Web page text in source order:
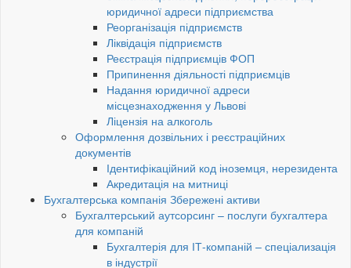
юридичної адреси підприємства
Реорганізація підприємств
Ліквідація підприємств
Реєстрація підприємців ФОП
Припинення діяльності підприємців
Надання юридичної адреси
місцезнаходження у Львові
Ліцензія на алкоголь
Оформлення дозвільних і реєстраційних
документів
Ідентифікаційний код іноземця, нерезидента
Акредитація на митниці
Бухгалтерська компанія Збережені активи
Бухгалтерський аутсорсинг – послуги бухгалтера
для компаній
Бухгалтерія для ІТ-компаній – спеціализація
в індустрії